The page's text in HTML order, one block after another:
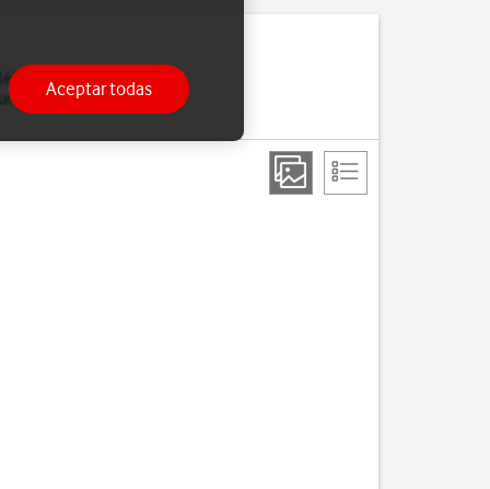
puede enviar y
el teléfono para
Aceptar todas